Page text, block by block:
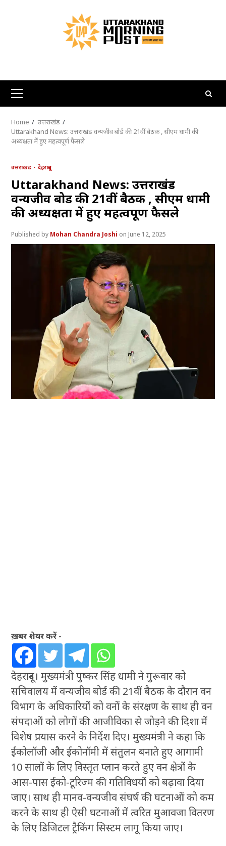
Primary
Menu
Home
उत्तराखंड
Uttarakhand News: उत्तराखंड वन्यजीव बोर्ड की 21वीं बैठक , सीएम धामी की
अध्यक्षता में हुए महत्वपूर्ण फैसले
उत्तराखंड देहरादून
Uttarakhand News: उत्तराखंड
वन्यजीव बोर्ड की 21वीं बैठक , सीएम धामी
की अध्यक्षता में हुए महत्वपूर्ण फैसले
Mohan Chandra Joshi June 12, 2025
ख़बर शेयर करें -
देहरादून। मुख्यमंत्री पुष्कर सिंह धामी ने गुरूवार को
सचिवालय में वन्यजीव बोर्ड की 21वीं बैठक के दौरान वन
विभाग के अधिकारियों को वनों के संरक्षण के साथ ही वन
संपदाओं को लोगों की आजीविका से जोड़ने की दिशा में
विशेष प्रयास करने के निर्देश दिए। मुख्यमंत्री ने कहा कि
ईकोलॉजी और ईकोनॉमी में संतुलन बनाते हुए आगामी
10 सालों के लिए विस्तृत प्लान करते हुए वन क्षेत्रों के
आस-पास ईको-टूरिज्म की गतिविधयों को बढ़ावा दिया
जाए। साथ ही मानव-वन्यजीव संघर्ष की घटनाओं को कम
करने के साथ ही ऐसी घटनाओं में त्वरित मुआवजा वितरण
के लिए डिजिटल ट्रैकिंग सिस्टम लागू किया जाए।